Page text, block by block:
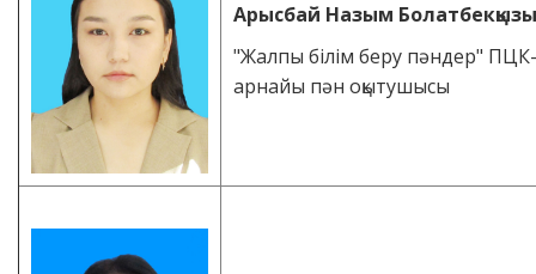
Арысбай Назым Болатбекқызы
"Жалпы білім беру пәндер"
арнайы пән оқытушысы